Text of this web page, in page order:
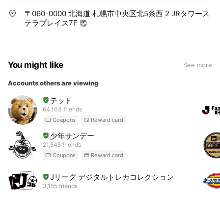
〒060-0000 北海道 札幌市中央区北5条西 2 JRタワース
テラプレイス7F
You might like See more
Accounts others are viewing
テッド
64,103 friends
Coupons Reward card
少年サンデー
21,545 friends
Coupons Reward card
Jリーグ デジタルトレカコレクション
3,155 friends